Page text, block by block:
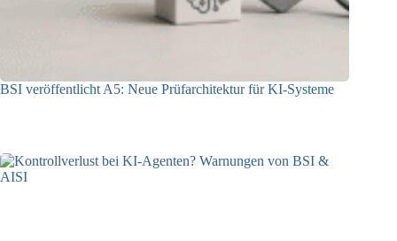
BSI veröffentlicht A5: Neue Prüfarchitektur für KI-Systeme